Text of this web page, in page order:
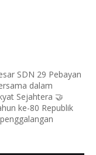
SDN 29 Pebayan
dalam
Sejahtera 🤝
ke-80 Republik